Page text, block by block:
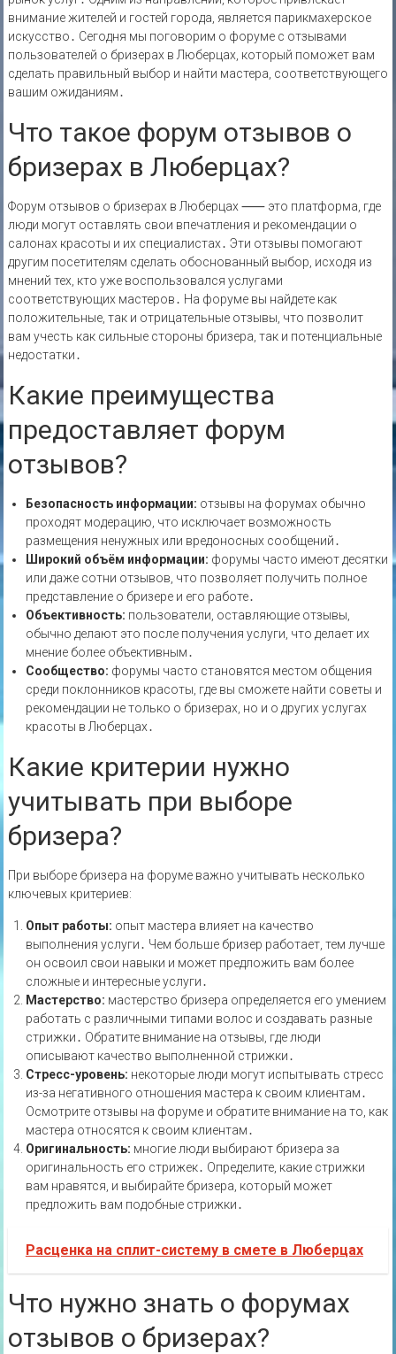
внимание жителей и гостей города‚ является парикмахерское
искусство․ Сегодня мы поговорим о форуме с отзывами
пользователей о бризерах в Люберцах‚ который поможет вам
сделать правильный выбор и найти мастера‚ соответствующего
вашим ожиданиям․
Что такое форум отзывов о
бризерах в Люберцах?
Форум отзывов о бризерах в Люберцах ⸺ это платформа‚ где
люди могут оставлять свои впечатления и рекомендации о
салонах красоты и их специалистах․ Эти отзывы помогают
другим посетителям сделать обоснованный выбор‚ исходя из
мнений тех‚ кто уже воспользовался услугами
соответствующих мастеров․ На форуме вы найдете как
положительные‚ так и отрицательные отзывы‚ что позволит
вам учесть как сильные стороны бризера‚ так и потенциальные
недостатки․
Какие преимущества
предоставляет форум
отзывов?
Безопасность информации: отзывы на форумах обычно
проходят модерацию‚ что исключает возможность
размещения ненужных или вредоносных сообщений․
Широкий объём информации: форумы часто имеют десятки
или даже сотни отзывов‚ что позволяет получить полное
представление о бризере и его работе․
Объективность: пользователи‚ оставляющие отзывы‚
обычно делают это после получения услуги‚ что делает их
мнение более объективным․
Сообщество: форумы часто становятся местом общения
среди поклонников красоты‚ где вы сможете найти советы и
рекомендации не только о бризерах‚ но и о других услугах
красоты в Люберцах․
Какие критерии нужно
учитывать при выборе
бризера?
При выборе бризера на форуме важно учитывать несколько
ключевых критериев:
Опыт работы: опыт мастера влияет на качество
выполнения услуги․ Чем больше бризер работает‚ тем лучше
он освоил свои навыки и может предложить вам более
сложные и интересные услуги․
Мастерство: мастерство бризера определяется его умением
работать с различными типами волос и создавать разные
стрижки․ Обратите внимание на отзывы‚ где люди
описывают качество выполненной стрижки․
Стресс-уровень: некоторые люди могут испытывать стресс
из-за негативного отношения мастера к своим клиентам․
Осмотрите отзывы на форуме и обратите внимание на то‚ как
мастера относятся к своим клиентам․
Оригинальность: многие люди выбирают бризера за
оригинальность его стрижек․ Определите‚ какие стрижки
вам нравятся‚ и выбирайте бризера‚ который может
предложить вам подобные стрижки․
Расценка на сплит-систему в смете в Люберцах
Что нужно знать о форумах
отзывов о бризерах?